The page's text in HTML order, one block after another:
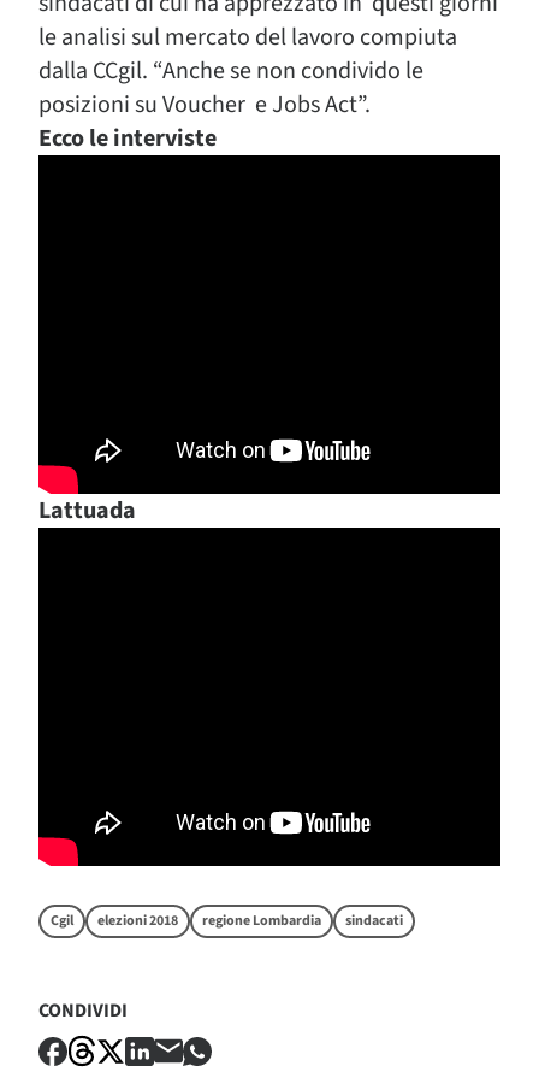
le analisi sul mercato del lavoro compiuta
dalla CCgil. “Anche se non condivido le
posizioni su Voucher e Jobs Act”.
Ecco le interviste
Lattuada
Cgil elezioni 2018 regione Lombardia sindacati
CONDIVIDI